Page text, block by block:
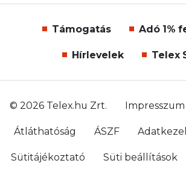
Támogatás Adó 1%
Hírlevelek Telex
© 2026 Telex.hu Zrt. Impresszum
Átláthatóság ÁSZF
Sütitájékoztató Süti beállítások